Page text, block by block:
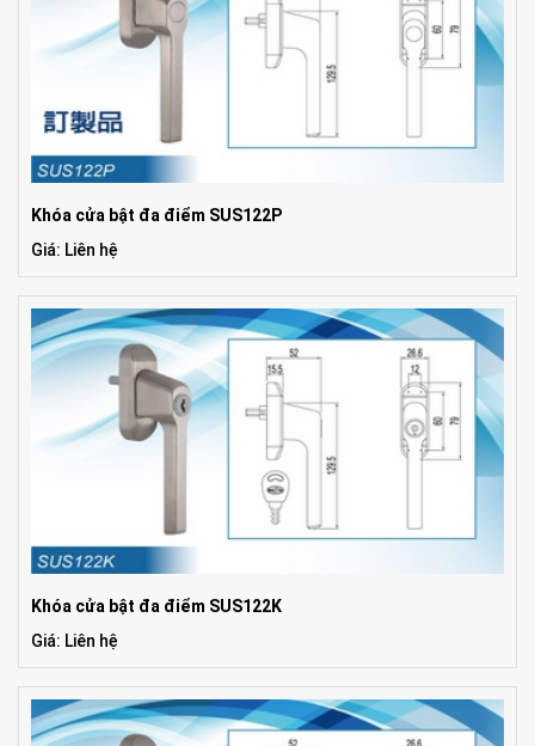
Khóa cửa bật đa điểm SUS122P
Giá: Liên hệ
Khóa cửa bật đa điểm SUS122K
Giá: Liên hệ